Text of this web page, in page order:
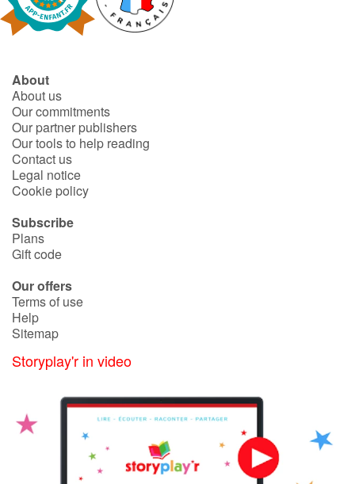
Arts, space, activities
With the family
Daily life and hobbies
At school
Festivals and events
Love and friendship
Social issues
Emotions and feelings
Formats and illustrations
Catalogue anglais
Contraste +
About
About us
Our commitments
Our partner publishers
Our tools to help reading
Contact us
Legal notice
Cookie policy
Subscribe
Plans
Gift code
Our offers
Terms of use
Help
Sitemap
Storyplay'r in video